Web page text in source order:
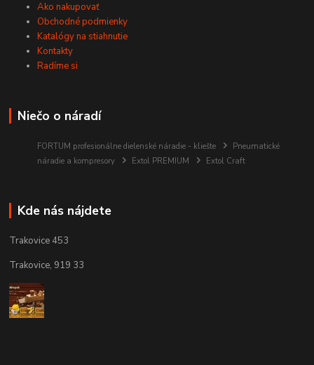
Ako nakupovať
Obchodné podmienky
Katalógy na stiahnutie
Kontakty
Radíme si
Niečo o náradí
FORTUM profesionálne dielenské náradie - kliešte
Pneumatické
náradie a kompresory
Extol PREMIUM Extol Craft
Kde nás nájdete
Trakovice 453
Trakovice, 919 33